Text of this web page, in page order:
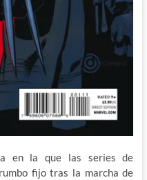
en la que las series de
fijo tras la marcha de